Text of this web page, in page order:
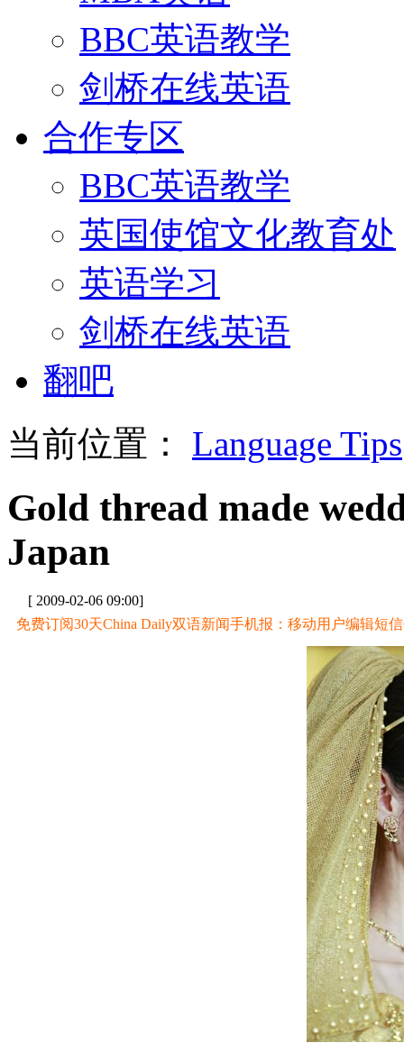
BBC英语教学
剑桥在线英语
合作专区
BBC英语教学
英国使馆文化教育处
英语学习
剑桥在线英语
翻吧
当前位置： Language Tips
Gold thread made
Japan
[ 2009-02-06 09:00]
免费订阅30天China Daily双语新闻手机报：移动用户编辑短信